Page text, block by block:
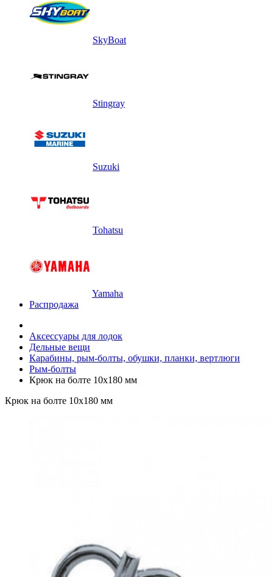
SkyBoat
Stingray
Suzuki
Tohatsu
Yamaha
Распродажа
Аксессуары для лодок
Дельные вещи
Карабины, рым-болты, обушки, планки, вертлюги
Рым-болты
Крюк на болте 10х180 мм
Крюк на болте 10х180 мм